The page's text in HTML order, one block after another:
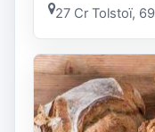
27 Cr Tolstoï,